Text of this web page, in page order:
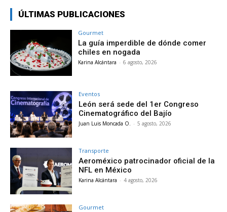
ÚLTIMAS PUBLICACIONES
Gourmet
La guía imperdible de dónde comer
chiles en nogada
Karina Alcántara - 6 agosto, 2026
Eventos
León será sede del 1er Congreso
Cinematográfico del Bajío
Juan Luis Moncada O. - 5 agosto, 2026
Transporte
Aeroméxico patrocinador oficial de la
NFL en México
Karina Alcántara - 4 agosto, 2026
Gourmet